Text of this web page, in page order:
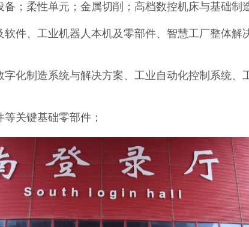
；柔性单元；金属切削；高档数控机床与基础制
件、工业机器人本机及零部件、智慧工厂整体解
化制造系统与解决方案、工业自动化控制系统、
关键基础零部件；